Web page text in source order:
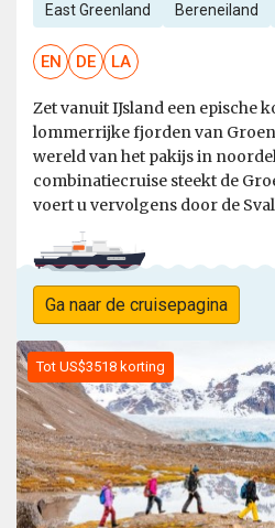
East Greenland Bereneiland
EN DE LA
Zet vanuit IJsland een epische
lommerrijke fjorden van
wereld van het pakijs in
combinatiecruise steekt de
voert u vervolgens door de
Ga naar de cruisepagina
Tot US$3518 korting